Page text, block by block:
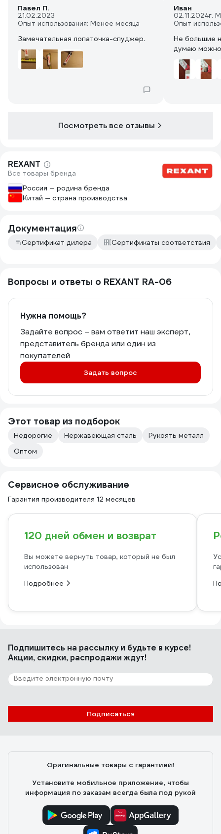
Павел П.
21.02.2023
Опыт использования: Менее месяца
Замечательная лопаточка-спуджер.
Иван
02.11.2024г.
Опыт
Не большие
думаю можно
Посмотреть все отзывы
REXANT
Все товары бренда
Россия — родина бренда
Китай — страна производства
Документация
Сертификат дилера Сертификаты соответствия
Вопросы и ответы о REXANT RA-06
Нужна помощь?
Задайте вопрос – вам ответит наш эксперт,
представитель бренда или один из
покупателей
Задать вопрос
Этот товар из подборок
Недорогие Нержавеющая сталь
Рукоять металл
Оптом
Сервисное обслуживание
Гарантия производителя 12 месяцев
120 дней обмен и возврат
Вы можете вернуть товар, который не был
использован
Подробнее
Подпишитесь на рассылкуи будьте в курсе!
Акции, скидки, распродажи ждут!
Подписаться
Оригинальные товары с гарантией!
Установите мобильное приложение, чтобы
информация по заказам всегда была под рукой